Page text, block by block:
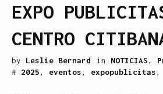
EXPO
CENTRO
by Leslie Bernard in NOTICIAS,
# 2025, eventos, expopublicitas,